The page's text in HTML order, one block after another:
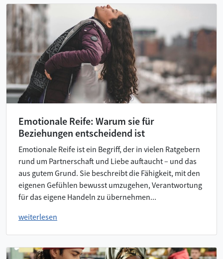
Emotionale Reife: Warum sie für
Beziehungen entscheidend ist
Emotionale Reife ist ein Begriff, der in vielen Ratgebern
rund um Partnerschaft und Liebe auftaucht – und das
aus gutem Grund. Sie beschreibt die Fähigkeit, mit den
eigenen Gefühlen bewusst umzugehen, Verantwortung
für das eigene Handeln zu übernehmen...
weiterlesen